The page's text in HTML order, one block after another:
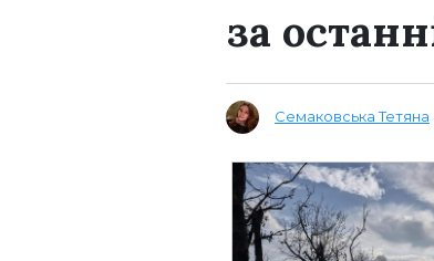
за
Семаковська Тетяна